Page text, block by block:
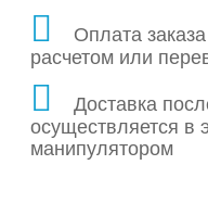
Оплата
расчетом или
Доставка
осуществляется в
манипулятором